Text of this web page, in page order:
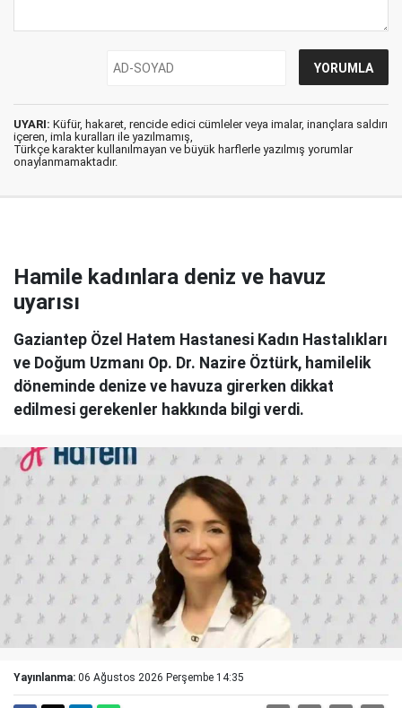
UYARI: Küfür, hakaret, rencide edici cümleler veya imalar, inançlara saldırı
içeren, imla kuralları ile yazılmamış,
Türkçe karakter kullanılmayan ve büyük harflerle yazılmış yorumlar
onaylanmamaktadır.
Hamile kadınlara deniz ve havuz
uyarısı
Gaziantep Özel Hatem Hastanesi Kadın Hastalıkları
ve Doğum Uzmanı Op. Dr. Nazire Öztürk, hamilelik
döneminde denize ve havuza girerken dikkat
edilmesi gerekenler hakkında bilgi verdi.
Yayınlanma: 06 Ağustos 2026 Perşembe 14:35